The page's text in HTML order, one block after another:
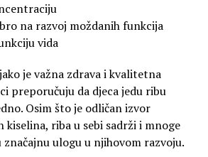
na razvoj moždanih funkcija
vida
je važna zdrava i kvalitetna
preporučuju da djeca jedu ribu
Osim što je odličan izvor
kiselina, riba u sebi sadrži i mnoge
ulogu u njihovom razvoju.